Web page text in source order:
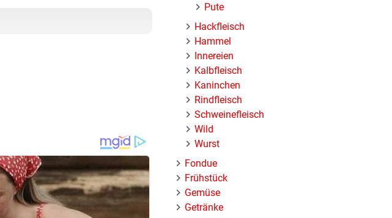
Pute
Hackfleisch
Hammel
Innereien
Kalbfleisch
Kaninchen
Rindfleisch
Schweinefleisch
Wild
Wurst
Fondue
Frühstück
Gemüse
Getränke